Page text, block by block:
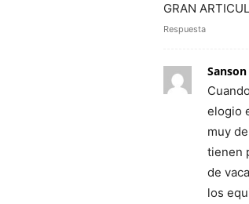
GRAN
Respuesta
Sanson
elogio
muy
tienen
de
los